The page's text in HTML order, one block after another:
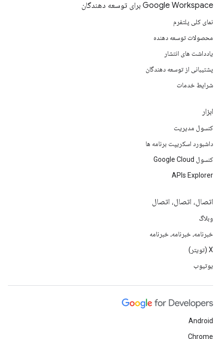
Google Workspace برای توسعه دهندگان
نمای کلی پلتفرم
محصولات توسعه دهنده
یادداشت های انتشار
پشتیبانی از توسعه دهندگان
شرایط خدمات
ابزار
کنسول مدیریت
داشبورد اسکریپت برنامه ها
کنسول Google Cloud
APIs Explorer
اتصال، اتصال، اتصال
وبلاگ
خبرنامه، خبرنامه، خبرنامه
X (تویتر)
یوتیوب
Android
Chrome